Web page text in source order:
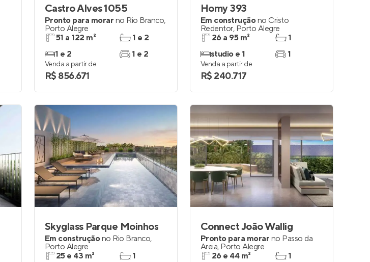
Castro Alves 1055
Pronto para morar no Rio Branco,
Porto Alegre
51 a 122 m²
1 e 2
1 e 2
1 e 2
Venda a partir de
R$ 856.671
Homy 393
Em construçãono Cristo
Redentor, Porto Alegre
26 a 95 m²
studio e 1
1
1
Venda a partir de
R$ 240.717
Skyglass Parque Moinhos
Em construçãono Rio Branco,
Porto Alegre
25 e 43 m²
1
Connect João Wallig
Pronto para morar no Passo da
Areia, Porto Alegre
26 e 44 m²
1